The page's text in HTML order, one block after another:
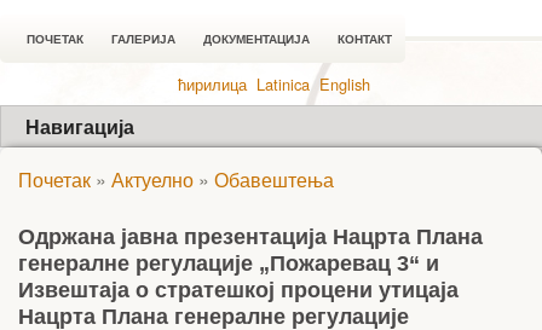
ПОЧЕТАК ГАЛЕРИЈА ДОКУМЕНТАЦИЈА КОНТАКТ
ћирилица Latinica English
Навигација
Почетак » Актуелно » Обавештења
Одржана јавна презентација Нацрта Плана
генералне регулације „Пожаревац 3“ и
Извештаја о стратешкој процени утицаја
Нацрта Плана генералне регулације